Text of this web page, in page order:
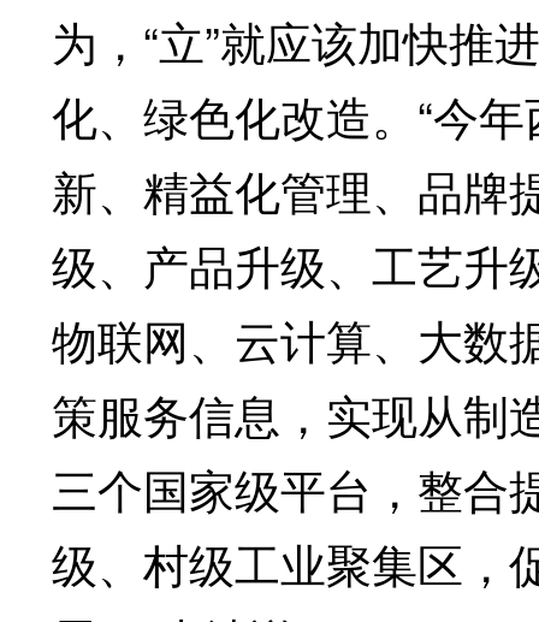
为，“立”就应该加快推
化、绿色化改造。“今
新、精益化管理、品牌
级、产品升级、工艺升
物联网、云计算、大数
策服务信息，实现从制
三个国家级平台，整合
级、村级工业聚集区，